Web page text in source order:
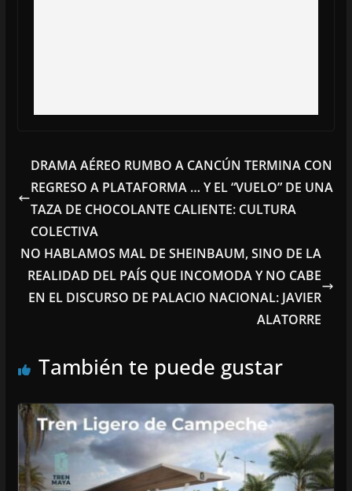
DRAMA AÉREO RUMBO A CANCÚN TERMINA CON
REGRESO A PLATAFORMA … Y EL “VUELO” DE UNA
TAZA DE CHOCOLANTE CALIENTE: CULTURA
COLECTIVA
NO HABLAMOS MAL DE SHEINBAUM, SINO DE LA
REALIDAD DEL PAÍS QUE INCOMODA Y NO CABE
EN EL DISCURSO DE PALACIO NACIONAL: JAVIER
ALATORRE
También te puede gustar